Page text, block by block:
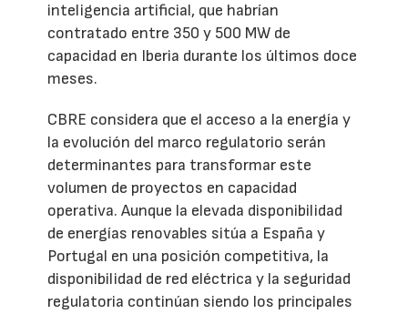
inteligencia artificial, que habrían
contratado entre 350 y 500 MW de
capacidad en Iberia durante los últimos doce
meses.
CBRE considera que el acceso a la energía y
la evolución del marco regulatorio serán
determinantes para transformar este
volumen de proyectos en capacidad
operativa. Aunque la elevada disponibilidad
de energías renovables sitúa a España y
Portugal en una posición competitiva, la
disponibilidad de red eléctrica y la seguridad
regulatoria continúan siendo los principales